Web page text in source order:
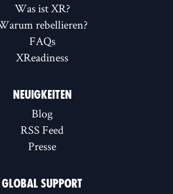
Was ist XR?
rebellieren?
FAQs
XReadiness
NEUIGKEITEN
Blog
RSS Feed
Presse
GLOBAL SUPPORT